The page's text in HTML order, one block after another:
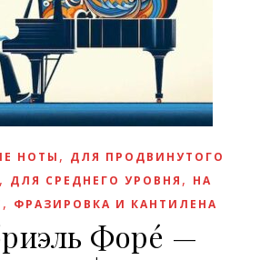
НОТЫ , ДЛЯ ПРОДВИНУТОГО
, ДЛЯ СРЕДНЕГО УРОВНЯ , НА
, ФРАЗИРОВКА И КАНТИЛЕНА
Форé —